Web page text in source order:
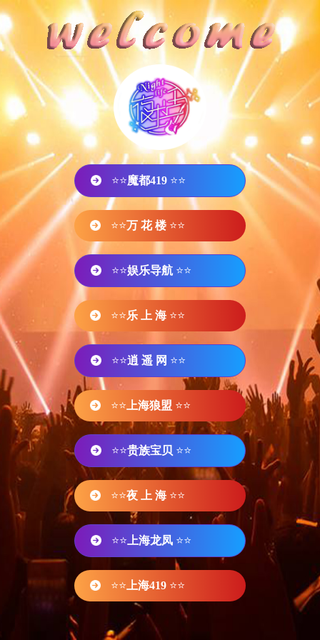
⭐⭐魔都419 ⭐⭐
⭐⭐万 花 楼 ⭐⭐
⭐⭐娱乐导航 ⭐⭐
⭐⭐乐 上 海 ⭐⭐
⭐⭐逍 遥 网 ⭐⭐
⭐⭐ 上海狼盟 ⭐⭐
⭐⭐贵族宝贝 ⭐⭐
⭐⭐夜 上 海 ⭐⭐
⭐⭐ 上海龙凤 ⭐⭐
⭐⭐ 上海419 ⭐⭐